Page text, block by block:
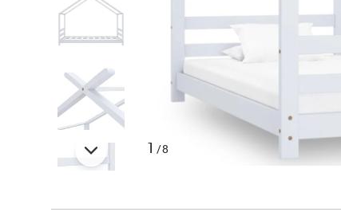
1 /8